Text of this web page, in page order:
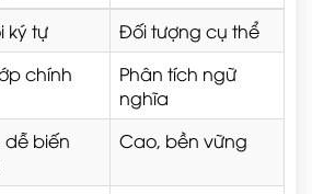
ký tự
Đối tượng cụ thể
chính
Phân tích ngữ
nghĩa
dễ biến
Cao, bền vững